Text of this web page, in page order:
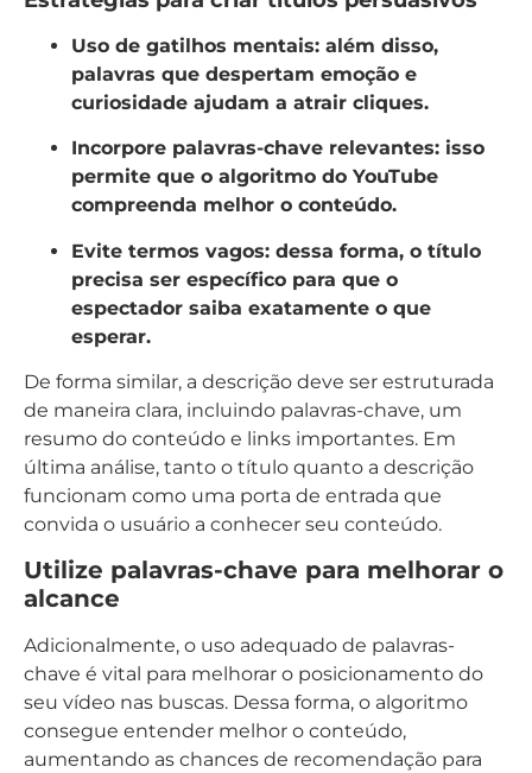
Uso de gatilhos mentais: além disso,
palavras que despertam emoção e
curiosidade ajudam a atrair cliques.
Incorpore palavras-chave relevantes: isso
permite que o algoritmo do YouTube
compreenda melhor o conteúdo.
Evite termos vagos: dessa forma, o título
precisa ser específico para que o
espectador saiba exatamente o que
esperar.
De forma similar, a descrição deve ser estruturada
de maneira clara, incluindo palavras-chave, um
resumo do conteúdo e links importantes. Em
última análise, tanto o título quanto a descrição
funcionam como uma porta de entrada que
convida o usuário a conhecer seu conteúdo.
Utilize palavras-chave para melhorar o
alcance
Adicionalmente, o uso adequado de palavras-
chave é vital para melhorar o posicionamento do
seu vídeo nas buscas. Dessa forma, o algoritmo
consegue entender melhor o conteúdo,
aumentando as chances de recomendação para